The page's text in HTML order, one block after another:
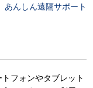
あんしん遠隔サポート
フォンやタブレット